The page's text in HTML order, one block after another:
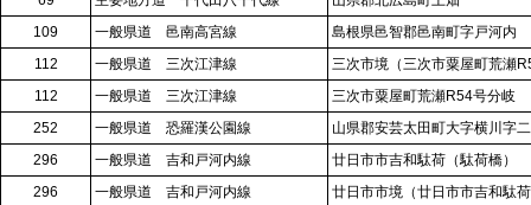
109
一般県道 邑南高宮線
島根県邑智郡邑南町字戸河内
112
一般県道 三次江津線
三次市境（三次市粟屋町荒瀬
112
一般県道 三次江津線
三次市粟屋町荒瀬R54号分岐
252
一般県道 恐羅漢公園線
山県郡安芸太田町大字横川字
296
一般県道 吉和戸河内線
廿日市市吉和駄荷（駄荷橋）
296
一般県道 吉和戸河内線
廿日市市境（廿日市市吉和駄